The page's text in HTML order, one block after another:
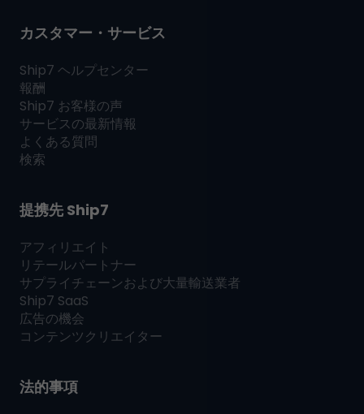
カスタマー・サービス
Ship7 ヘルプセンター
報酬
Ship7 お客様の声
サービスの最新情報
よくある質問
検索
提携先 Ship7
アフィリエイト
リテールパートナー
サプライチェーンおよび大量輸送業者
Ship7 SaaS
広告の機会
コンテンツクリエイター
法的事項